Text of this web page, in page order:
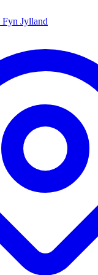
Fyn Jylland